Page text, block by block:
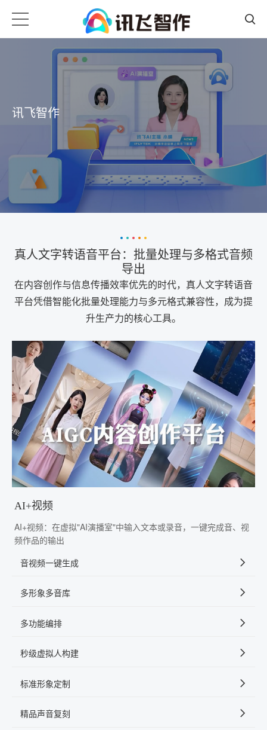
讯飞智作
真人文字转语音平台：批量处理与多格式音频
导出
在内容创作与信息传播效率优先的时代，真人文字转语音
平台凭借智能化批量处理能力与多元格式兼容性，成为提
升生产力的核心工具。
AI+视频
AI+视频：在虚拟"AI演播室"中输入文本或录音，一键完成音、视
频作品的输出
音视频一键生成
多形象多音库
多功能编排
秒级虚拟人构建
标准形象定制
精品声音复刻